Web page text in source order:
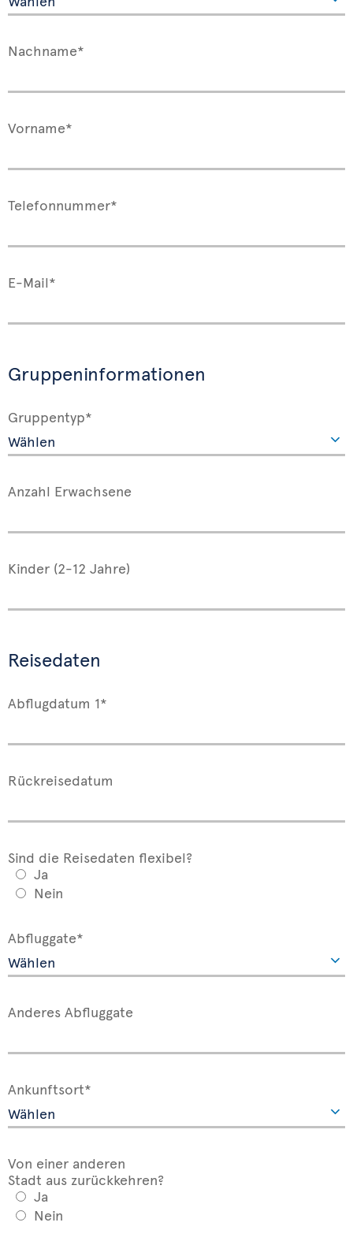
Nachname*
Vorname*
Telefonnummer*
E-Mail*
Gruppeninformationen
Gruppentyp*
Anzahl Erwachsene
Kinder (2-12 Jahre)
Reisedaten
Abflugdatum 1*
Rückreisedatum
Sind die Reisedaten flexibel?
Ja
Nein
Abfluggate*
Anderes Abfluggate
Ankunftsort*
Von einer anderen
Stadt aus zurückkehren?
Ja
Nein